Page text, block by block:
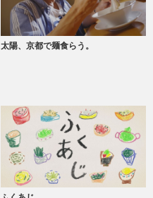
太陽、京都で麺食らう。